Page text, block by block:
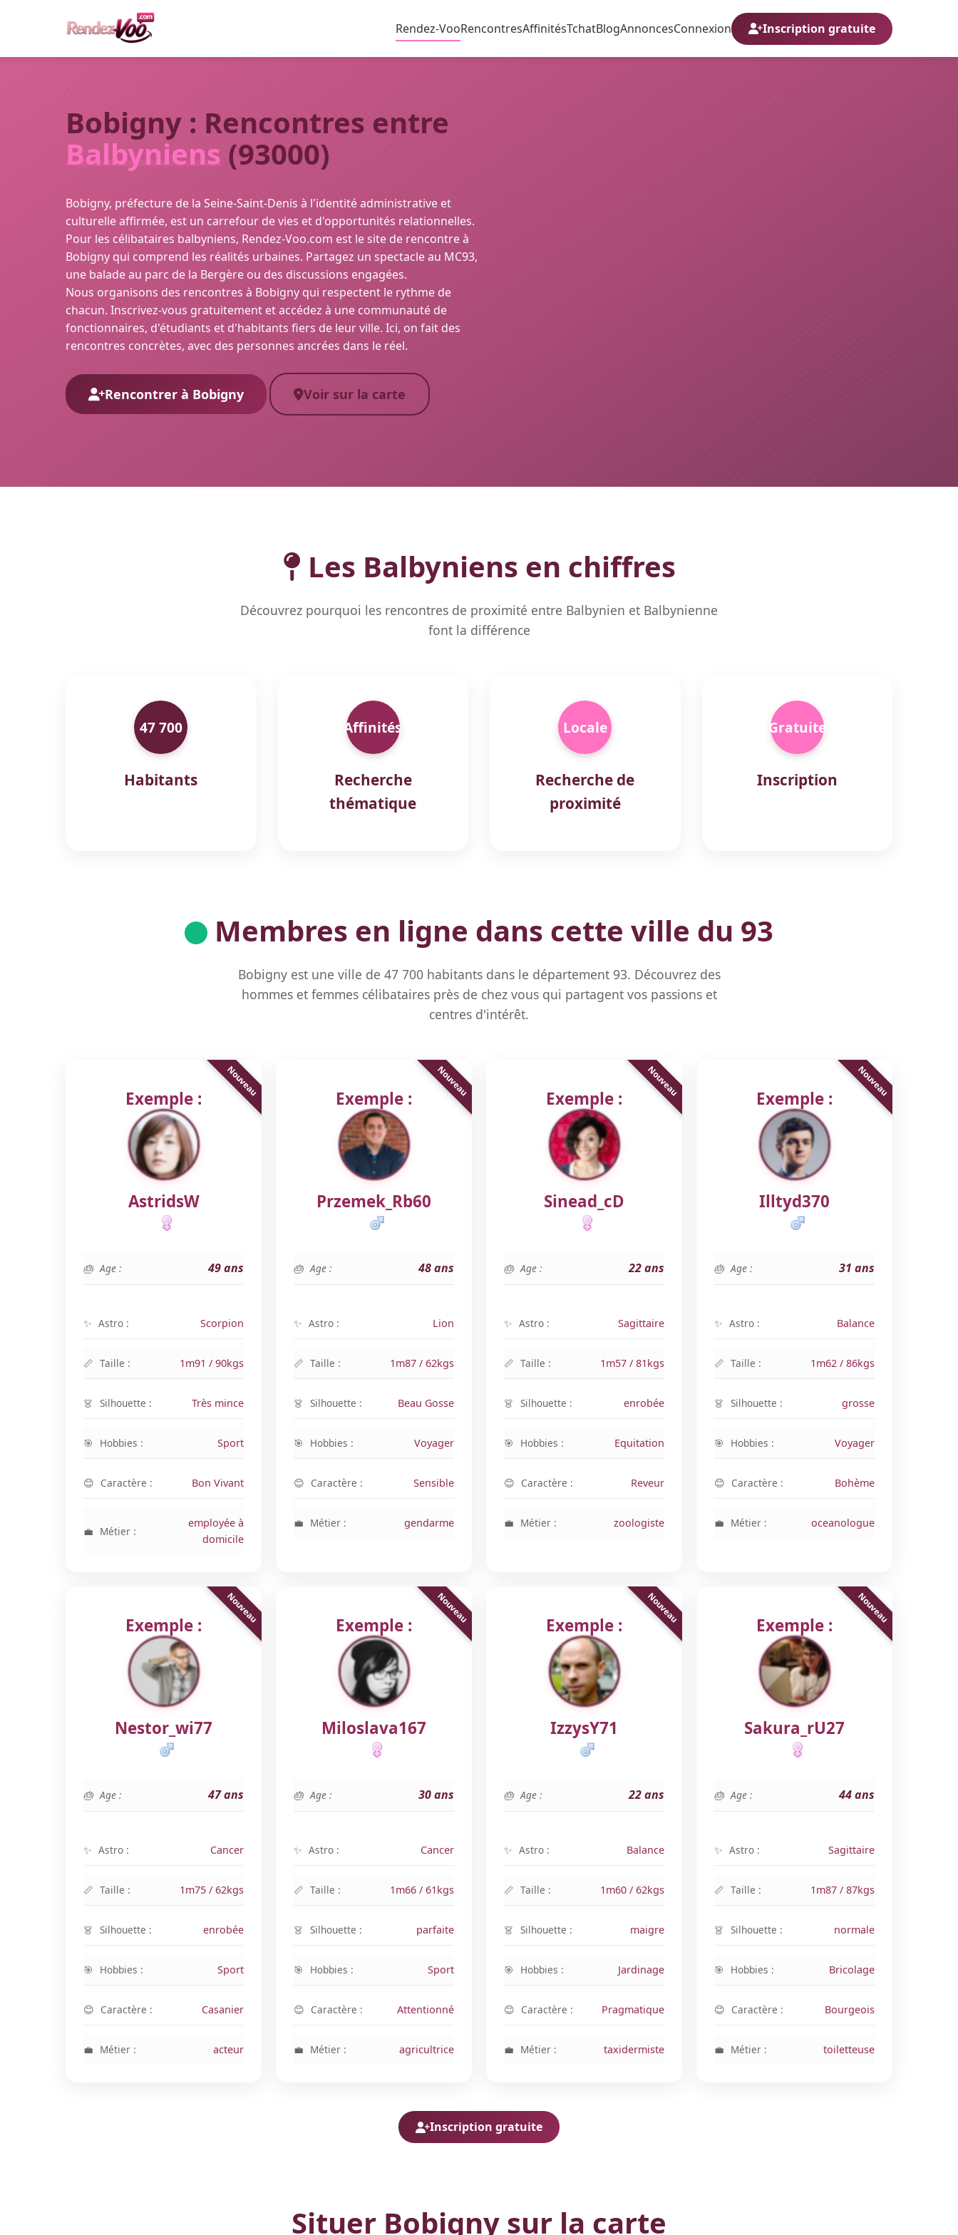
Rendez-VooRencontresAffinitésTchatBlogAnnoncesConnexion Inscription gratuite
Bobigny : Rencontres entre
Balbyniens (93000)
Bobigny, préfecture de la Seine-Saint-Denis à l'identité administrative et
culturelle affirmée, est un carrefour de vies et d'opportunités relationnelles.
Pour les célibataires balbyniens, Rendez-Voo.com est le site de rencontre à
Bobigny qui comprend les réalités urbaines. Partagez un spectacle au MC93,
une balade au parc de la Bergère ou des discussions engagées.
Nous organisons des rencontres à Bobigny qui respectent le rythme de
chacun. Inscrivez-vous gratuitement et accédez à une communauté de
fonctionnaires, d'étudiants et d'habitants fiers de leur ville. Ici, on fait des
rencontres concrètes, avec des personnes ancrées dans le réel.
Rencontrer à Bobigny Voir sur la carte
Les Balbyniens en chiffres
Découvrez pourquoi les rencontres de proximité entre Balbynien et Balbynienne
font la différence
47 700
Habitants
Affinités
Recherche
thématique
Locale
Recherche de
proximité
Gratuite
Inscription
Membres en ligne dans cette ville du 93
Bobigny est une ville de 47 700 habitants dans le département 93. Découvrez des
hommes et femmes célibataires près de chez vous qui partagent vos passions et
centres d'intérêt.
Exemple :
AstridsW
Age : 49 ans
Astro : Scorpion
Taille : 1m91 / 90kgs
Silhouette : Très mince
Hobbies : Sport
Caractère : Bon Vivant
Métier :
employée à
domicile
Exemple :
Przemek_Rb60
Age : 48 ans
Astro : Lion
Taille : 1m87 / 62kgs
Silhouette : Beau Gosse
Hobbies : Voyager
Caractère : Sensible
Métier : gendarme
Exemple :
Sinead_cD
Age : 22 ans
Astro : Sagittaire
Taille : 1m57 / 81kgs
Silhouette : enrobée
Hobbies : Equitation
Caractère : Reveur
Métier : zoologiste
Exemple :
Illtyd370
Age : 31 ans
Astro : Balance
Taille : 1m62 / 86kgs
Silhouette : grosse
Hobbies : Voyager
Caractère : Bohème
Métier : oceanologue
Exemple :
Nestor_wi77
Age : 47 ans
Astro : Cancer
Taille : 1m75 / 62kgs
Silhouette : enrobée
Hobbies : Sport
Caractère : Casanier
Métier : acteur
Exemple :
Miloslava167
Age : 30 ans
Astro : Cancer
Taille : 1m66 / 61kgs
Silhouette : parfaite
Hobbies : Sport
Caractère : Attentionné
Métier : agricultrice
Exemple :
IzzysY71
Age : 22 ans
Astro : Balance
Taille : 1m60 / 62kgs
Silhouette : maigre
Hobbies : Jardinage
Caractère : Pragmatique
Métier : taxidermiste
Exemple :
Sakura_rU27
Age : 44 ans
Astro : Sagittaire
Taille : 1m87 / 87kgs
Silhouette : normale
Hobbies : Bricolage
Caractère : Bourgeois
Métier : toiletteuse
Inscription gratuite
Situer Bobigny sur la carte